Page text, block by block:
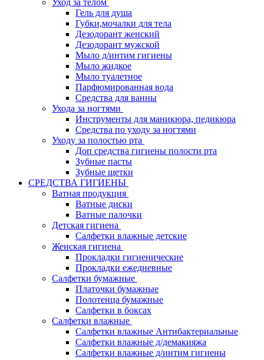
Уход за телом
Гель для душа
Губки,мочалки для тела
Дезодорант женский
Дезодорант мужской
Мыло д/интим гигиены
Мыло жидкое
Мыло туалетное
Парфюмированная вода
Средства для ванны
Ухода за ногтями
Инструменты для маникюра, педикюра
Средства по уходу за ногтями
Уходу за полостью рта
Доп средства гигиены полости рта
Зубные пасты
Зубные щетки
СРЕДСТВА ГИГИЕНЫ
Ватная продукция
Ватные диски
Ватные палочки
Детская гигиена
Салфетки влажные детские
Женская гигиена
Прокладки гигиенические
Прокладки ежедневные
Салфетки бумажные
Платочки бумажные
Полотенца бумажные
Салфетки в боксах
Салфетки влажные
Салфетки влажные Антибактериальные
Салфетки влажные д/демакияжа
Салфетки влажные д/интим гигиены